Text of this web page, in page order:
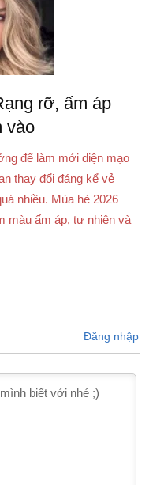
rỡ, ấm áp
vào
để làm mới diện mạo
thay đổi đáng kể vẻ
nhiều. Mùa hè 2026
màu ấm áp, tự nhiên và
Đăng nhập